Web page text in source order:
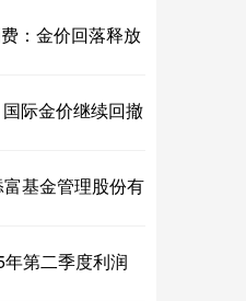
：金价回落释放
际金价继续回撤
基金管理股份有
第二季度利润